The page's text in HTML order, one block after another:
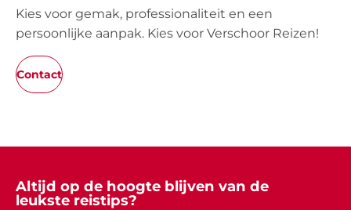
Kies voor gemak, professionaliteit en een
persoonlijke aanpak. Kies voor Verschoor Reizen!
Contact
Altijd op de hoogte blijven van de
leukste reistips?